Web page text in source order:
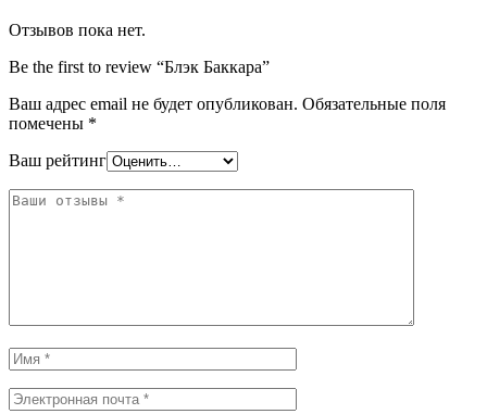
Отзывов пока нет.
Be the first to review “Блэк Баккара”
Ваш адрес email не будет опубликован. Обязательные поля
помечены *
Ваш рейтинг